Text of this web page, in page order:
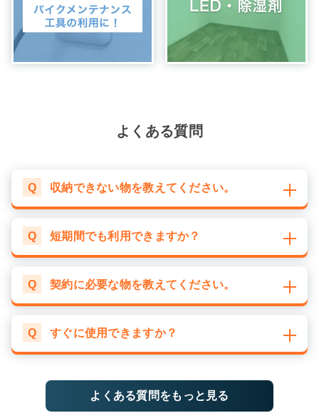
よくある質問
Q 収納できない物を教えてください。
Q 短期間でも利用できますか？
Q 契約に必要な物を教えてください。
Q すぐに使用できますか？
よくある質問をもっと見る